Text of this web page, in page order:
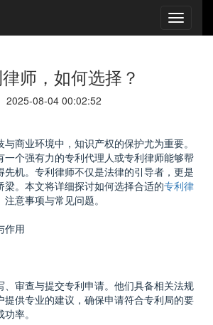
师，如何选择？
2025-08-04 00:02:52
商业环境中，知识产权的保护尤为重要。
一个强有力的专利代理人或专利律师能够帮
先机。专利律师不仅是法律的引导者，更是
梁。本文将详细探讨如何选择合适的专利律
意事项与常见问题。
作用
、审查与提交专利申请。他们具备相关法规
提供专业的建议，确保申请符合专利局的要
率。